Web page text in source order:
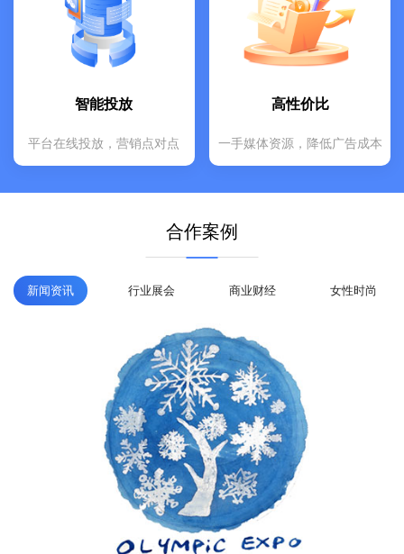
专业项目小组全程跟进
7*24小时快速响应
一对一专属顾问在线指导
数据精准，投放效果可查
杜绝假站，假号，真实媒体资源
全程跟进，及时优化投放策略
智能投放
平台在线投放，营销点对点
精准高效投放，锁定目标受众
多维度媒体筛选，便捷高效下单
投放数据分析，掌握行业竞品动
媒体资源精细分类，高效选择
高性价比
一手媒体资源，降低广告成本
高性价比
6000+一手媒体资源，优势凸显
针对性地媒体投放，精准高效
合作案例
新闻资讯 行业展会 商业财经 女性时尚